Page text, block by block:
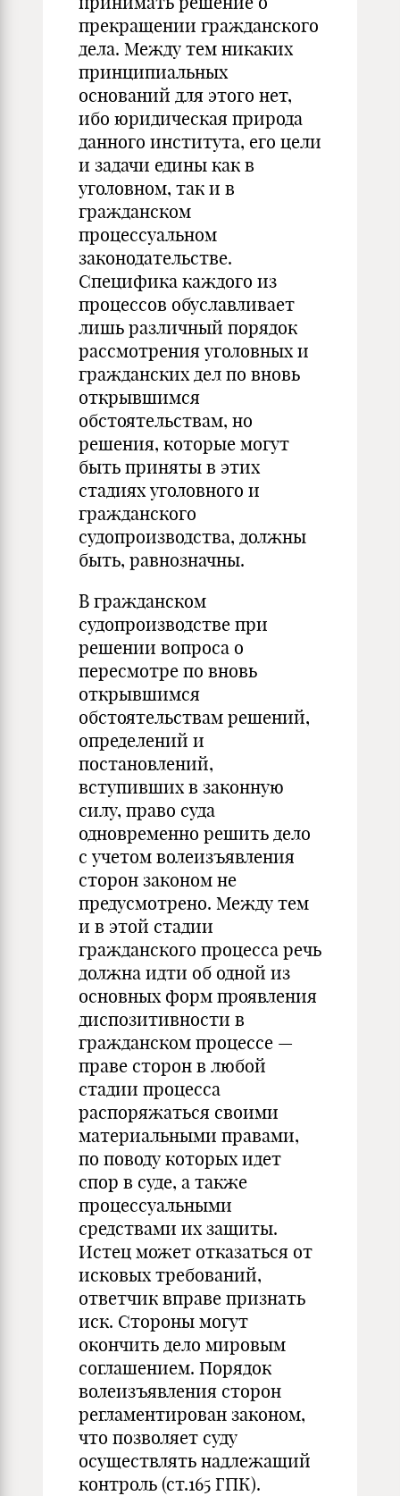
прекращении гражданского
дела. Между тем никаких
принципиальных
оснований для этого нет,
ибо юридическая природа
данного института, его цели
и задачи едины как в
уголовном, так и в
гражданском
процессуальном
законодательстве.
Специфика каждого из
процессов обуславливает
лишь различный порядок
рассмотрения уголовных и
гражданских дел по вновь
открывшимся
обстоятельствам, но
решения, которые могут
быть приняты в этих
стадиях уголовного и
гражданского
судопроизводства, должны
быть, равнозначны.
В гражданском
судопроизводстве при
решении вопроса о
пересмотре по вновь
открывшимся
обстоятельствам решений,
определений и
постановлений,
вступивших в законную
силу, право суда
одновременно решить дело
с учетом волеизъявления
сторон законом не
предусмотрено. Между тем
и в этой стадии
гражданского процесса речь
должна идти об одной из
основных форм проявления
диспозитивности в
гражданском процессе —
праве сторон в любой
стадии процесса
распоряжаться своими
материальными правами,
по поводу которых идет
спор в суде, а также
процессуальными
средствами их защиты.
Истец может отказаться от
исковых требований,
ответчик вправе признать
иск. Стороны могут
окончить дело мировым
соглашением. Порядок
волеизъявления сторон
регламентирован законом,
что позволяет суду
осуществлять надлежащий
контроль (ст.165 ГПК).